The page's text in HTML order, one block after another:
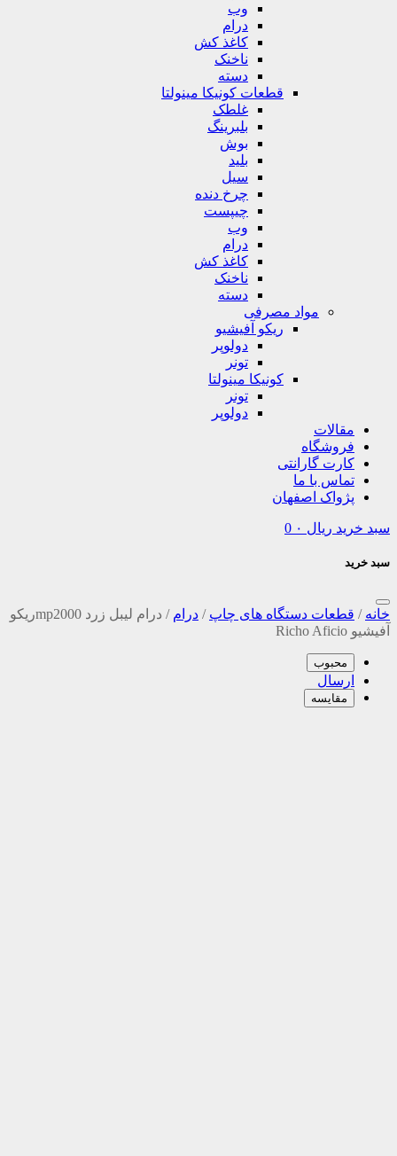
وب
درام
کاغذ کش
ناخنک
دسته
قطعات کونیکا مینولتا
غلطک
بلبرینگ
بوش
بلید
سیل
چرخ دنده
چیپست
وب
درام
کاغذ کش
ناخنک
دسته
مواد مصرفی
ریکو آفیشیو
دولوپر
تونر
کونیکا مینولتا
تونر
دولوپر
مقالات
فروشگاه
کارت گارانتی
تماس با ما
پژواک اصفهان
سبد خرید ریال 0
سبد خرید
خانه / قطعات دستگاه های چاپ / درام /
درام لیبل زرد mp2000ریکو
آفیشیو Richo Aficio
محبوب
ارسال
مقایسه